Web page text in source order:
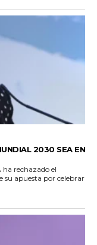
2030 SEA EN
ha rechazado el
su apuesta por celebrar